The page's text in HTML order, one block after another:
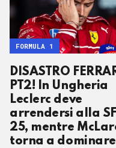
DISASTRO
PT2! In Ungheria
Leclerc deve
arrendersi alla
25, mentre
torna a dominare
FORMULA 1